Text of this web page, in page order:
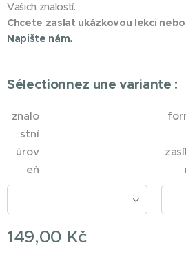
Vašich znalostí.
Chcete zaslat ukázkovou lekci
Napište nám.
Sélectionnez une variante :
znalo
stní
úrov
eň
149,00 Kč